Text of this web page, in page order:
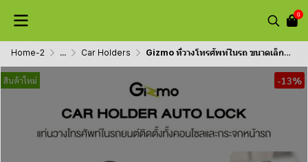
0
Home-2 ... Car Holders Gizmo ที่วางโทรศัพท์ในรถ ขนาดเล็ก ใช้งานง่าย รุ่น GH-044 ประกัน 1 ปี
สินค้าใหม่ -13%